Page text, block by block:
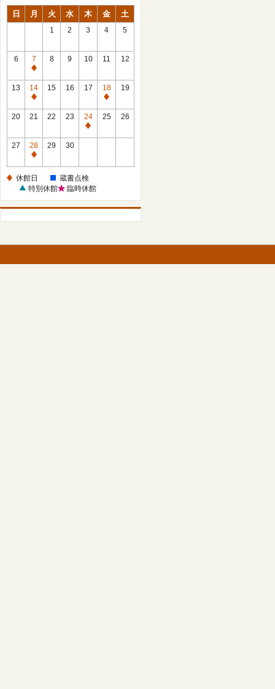
日 月 火 水 木 金 土
1 2 3 4 5
6
7
休
館
日
8 9 10 11 12
13
14
休
館
15 16 17
18
休
館
19
20 21 22 23
24
休
25 26
27
28
休
日
29 30
休館日
蔵書点検
特別休館
臨時休館